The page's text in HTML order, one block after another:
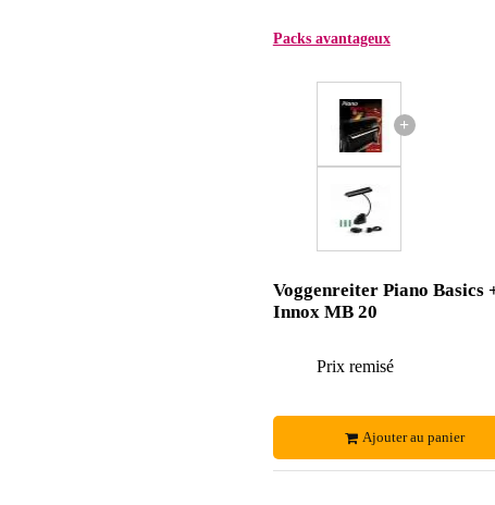
Packs avantageux
+
Voggenreiter Piano Basics
Innox MB 20
Prix remisé
Ajouter au panier